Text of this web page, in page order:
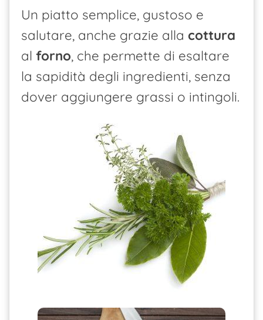
Un piatto semplice, gustoso e
salutare, anche grazie alla cottura
al forno, che permette di esaltare
la sapidità degli ingredienti, senza
dover aggiungere grassi o intingoli.